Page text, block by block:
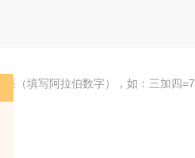
果（填写阿拉伯数字），如：三加四=7